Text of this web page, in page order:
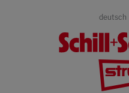
deutsch